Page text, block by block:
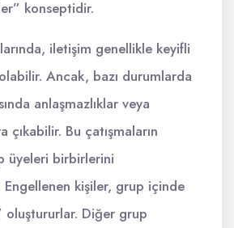
konseptidir.
iletişim genellikle keyifli
Ancak, bazı durumlarda
anlaşmazlıklar veya
çıkabilir. Bu çatışmaların
üyeleri birbirlerini
kişiler, grup içinde
oluştururlar. Diğer grup